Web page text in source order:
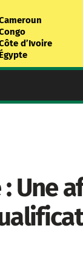
d’Ivoire
Égypte
Une